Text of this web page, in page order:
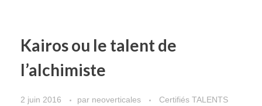
Kairos ou le talent de
l’alchimiste
2 juin 2016 par neoverticales Certifiés TALENTS